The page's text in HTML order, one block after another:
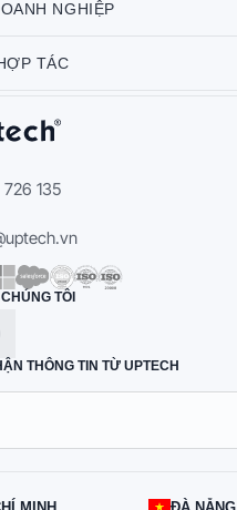
NGHIỆP
TÁC
135
TÔI
THÔNG TIN TỪ UPTECH